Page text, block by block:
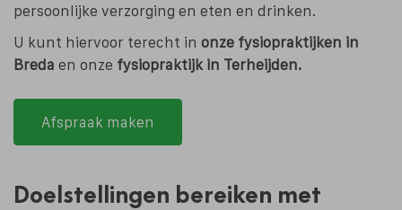
persoonlijke verzorging en eten en drinken.
U kunt hiervoor terecht in onze fysiopraktijken in
Breda en onze fysiopraktijk in Terheijden.
Afspraak maken
Doelstellingen bereiken met